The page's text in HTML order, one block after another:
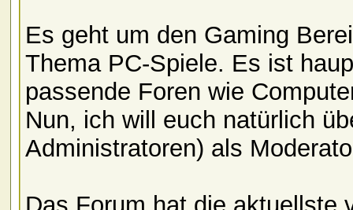
Es geht um den Gaming
Thema PC-Spiele. Es ist
passende Foren wie
Nun, ich will euch natürlich
Administratoren) als